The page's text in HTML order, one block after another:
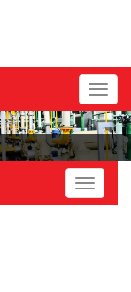
Toggle